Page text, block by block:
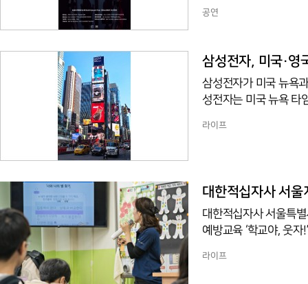
총 7개 지역에서 열린다. 아이린&슬기가 처음 펼치는 단독 콘서트인 만큼 높은 관심이
터), ‘놀이 (Naughty)’
트리로 뜨거운 호응을
공연
삼성전자, 미국·영
삼성전자가 미국 뉴욕
성전자는 미국 뉴욕
광고는 다양한 주제를
△여의도 더현대 서울
라이프
대한적십자사 서
대한적십자사 서울특
예방교육 ‘학교야, 웃
하는 사업이다. 전문
라이프